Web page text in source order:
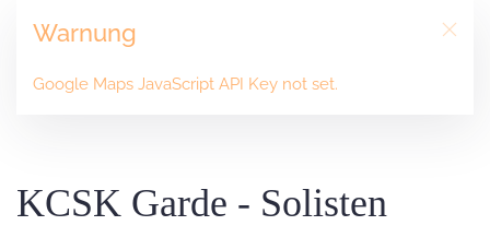
Warnung
Google Maps JavaScript API Key not set.
KCSK Garde - Solisten